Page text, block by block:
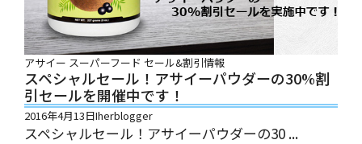
アサイー スーパーフード セール&割引情報
スペシャルセール！アサイーパウダーの30%割
引セールを開催中です！
2016年4月13日Iherblogger
スペシャルセール！アサイーパウダーの30 ...